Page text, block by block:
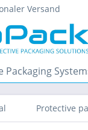
Versand
Packaging
Protective